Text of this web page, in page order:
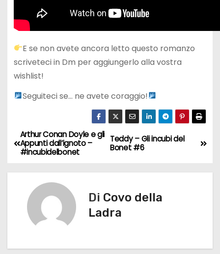
E se non avete ancora letto questo romanzo
scriveteci in Dm per aggiungerlo alla vostra
wishlist!
Seguiteci se… ne avete coraggio!
N
a
Teddy – Gli incubi del
Bonet #6
Arthur Conan Doyle e gli
Appunti dall’ignoto –
#incubidelbonet
Di Covo della
Ladra